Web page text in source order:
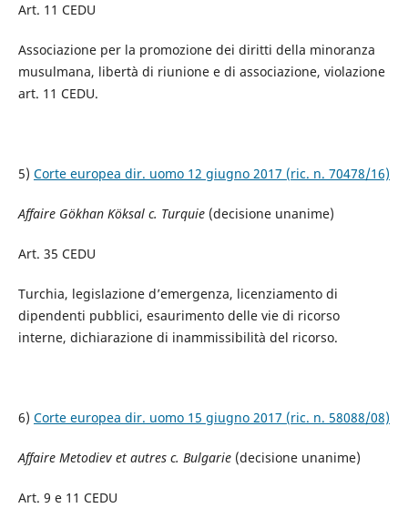
Art. 11 CEDU
Associazione per la promozione dei diritti della minoranza
musulmana, libertà di riunione e di associazione, violazione
art. 11 CEDU.
5) Corte europea dir. uomo 12 giugno 2017 (ric. n. 70478/16)
Affaire Gökhan Köksal c. Turquie(decisione unanime)
Art. 35 CEDU
Turchia, legislazione d’emergenza, licenziamento di
dipendenti pubblici, esaurimento delle vie di ricorso
interne, dichiarazione di inammissibilità del ricorso.
6) Corte europea dir. uomo 15 giugno 2017 (ric. n. 58088/08)
Affaire Metodiev et autres c. Bulgarie(decisione unanime)
Art. 9 e 11 CEDU